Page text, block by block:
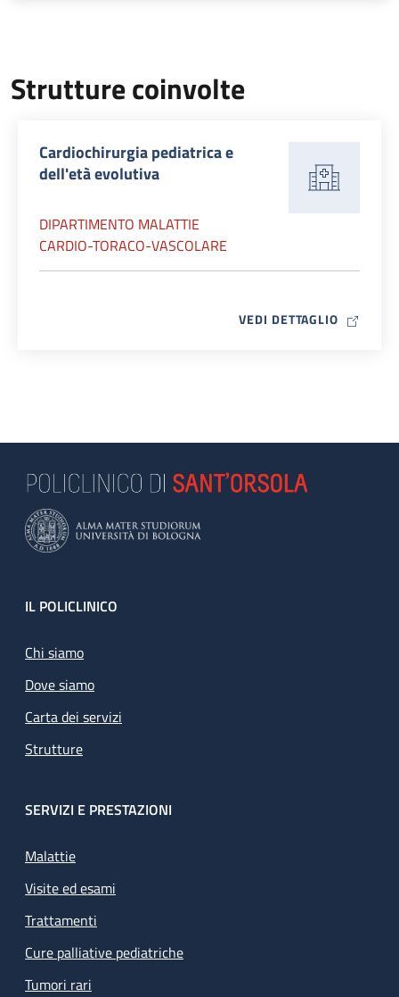
Strutture coinvolte
Cardiochirurgia pediatrica e
dell'età evolutiva
DIPARTIMENTO MALATTIE
CARDIO-TORACO-VASCOLARE
VEDI DETTAGLIO MAP ICON
Footer
IL POLICLINICO
Chi siamo
Dove siamo
Carta dei servizi
Strutture
SERVIZI E PRESTAZIONI
Malattie
Visite ed esami
Trattamenti
Cure palliative pediatriche
Tumori rari